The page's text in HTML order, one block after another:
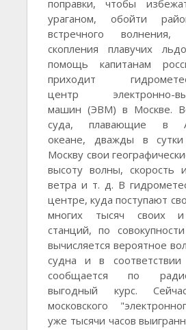
поправки, чтобы
ураганом, обойти
встречного
скопления плавучих
помощь капитанам
приходит
центр электронно-
машин (ЭВМ) в Москве.
суда, плавающие в
океане, дважды в
Москву свои
высоту волны, скорость
ветра и т. д. В
центре, куда поступают
многих тысяч своих
станций, по
вычисляется вероятное
судна и в
сообщается по
выгодный курс.
московского
уже тысячи часов